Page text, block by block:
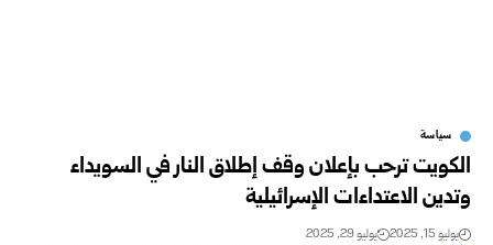
سياسة
الكويت ترحب بإعلان وقف إطلاق النار في السويداء
وتدين الاعتداءات الإسرائيلية
يوليو 15, 2025 يوليو 29, 2025